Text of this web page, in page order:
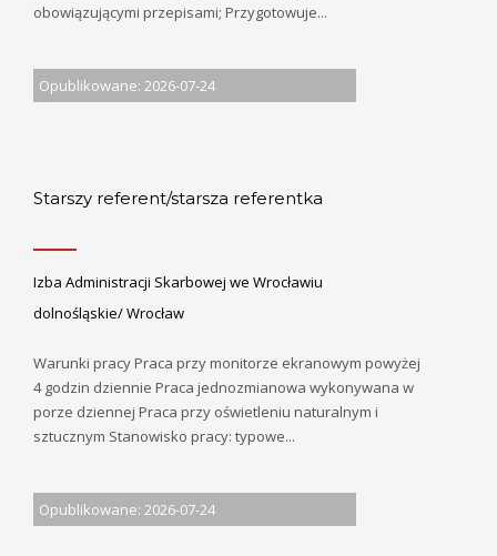
obowiązującymi przepisami; Przygotowuje...
Opublikowane: 2026-07-24
Starszy referent/starsza referentka
Izba Administracji Skarbowej we Wrocławiu
dolnośląskie/ Wrocław
Warunki pracy Praca przy monitorze ekranowym powyżej
4 godzin dziennie Praca jednozmianowa wykonywana w
porze dziennej Praca przy oświetleniu naturalnym i
sztucznym Stanowisko pracy: typowe...
Opublikowane: 2026-07-24